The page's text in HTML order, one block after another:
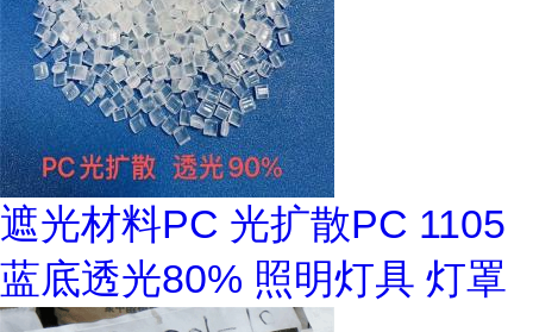
遮光材料PC 光扩散PC 1105
蓝底透光80% 照明灯具 灯罩